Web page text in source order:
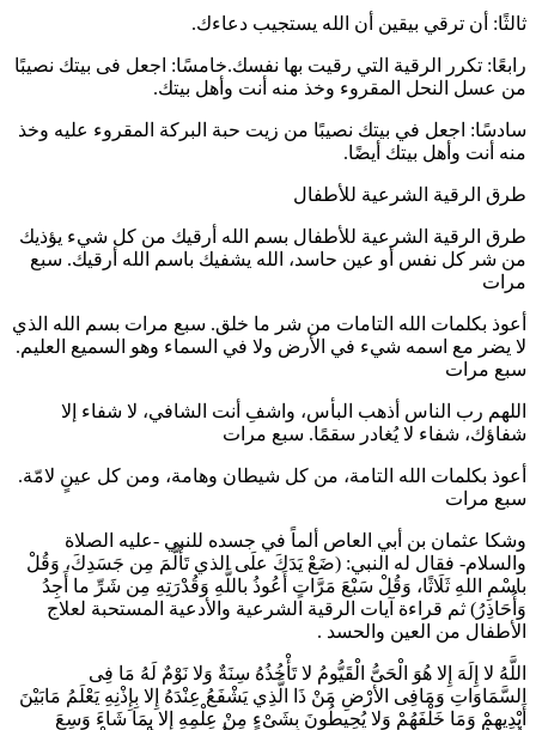
ثالثًا: أن ترقي بيقين أن الله يستجيب دعاءك.
رابعًا: تكرر الرقية التي رقيت بها نفسك.خامسًا: اجعل فى بيتك نصيبًا
من عسل النحل المقروء وخذ منه أنت وأهل بيتك.
سادسًا: اجعل في بيتك نصيبًا من زيت حبة البركة المقروء عليه وخذ
منه أنت وأهل بيتك أيضًا.
طرق الرقية الشرعية للأطفال
طرق الرقية الشرعية للأطفال بسم الله أرقيك من كل شيء يؤذيك
من شر كل نفس أو عين حاسد، الله يشفيك باسم الله أرقيك. سبع
مرات
أعوذ بكلمات الله التامات من شر ما خلق. سبع مرات بسم الله الذي
لا يضر مع اسمه شيء في الأرض ولا في السماء وهو السميع العليم.
سبع مرات
اللهم رب الناس أذهب البأس، واشفِ أنت الشافي، لا شفاء إلا
شفاؤك، شفاء لا يُغادر سقمًا. سبع مرات
أعوذ بكلمات الله التامة، من كل شيطان وهامة، ومن كل عينٍ لامّة.
سبع مرات
وشكا عثمان بن أبي العاص ألماً في جسده للنبي -عليه الصلاة
والسلام- فقال له النبي: (ضَعْ يَدَكَ علَى الذي تَأَلَّمَ مِن جَسَدِكَ، وَقُلْ
باسْمِ اللهِ ثَلَاثًا، وَقُلْ سَبْعَ مَرَّاتٍ أَعُوذُ باللَّهِ وَقُدْرَتِهِ مِن شَرِّ ما أَجِدُ
وَأُحَاذِرُ) ثم قراءة آيات الرقية الشرعية والأدعية المستحبة لعلاج
الأطفال من العين والحسد .
اللَّهُ لا إِلَهَ إِلا هُوَ الْحَىُّ الْقَيُّومُ لا تَأْخُذُهُ سِنَةٌ وَلا نَوْمٌ لَهُ مَا فِى
السَّمَاوَاتِ وَمَافِى الأرْضِ مَنْ ذَا الَّذِي يَشْفَعُ عِنْدَهُ إِلا بِإِذْنِهِ يَعْلَمُ مَابَيْنَ
أَيْدِيهِمْ وَمَا خَلْفَهُمْ وَلا يُحِيطُونَ بِشَىْءٍ مِنْ عِلْمِهِ إِلا بِمَا شَاءَ وَسِعَ